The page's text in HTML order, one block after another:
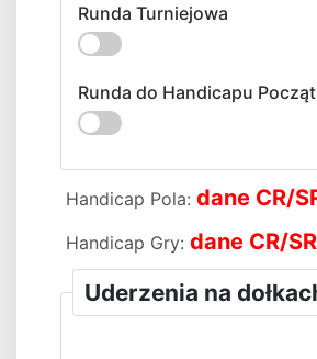
Runda Turniejowa
Runda do Handicapu
Handicap Pola dane CR/
Handicap Gry dane CR/
Uderzenia na